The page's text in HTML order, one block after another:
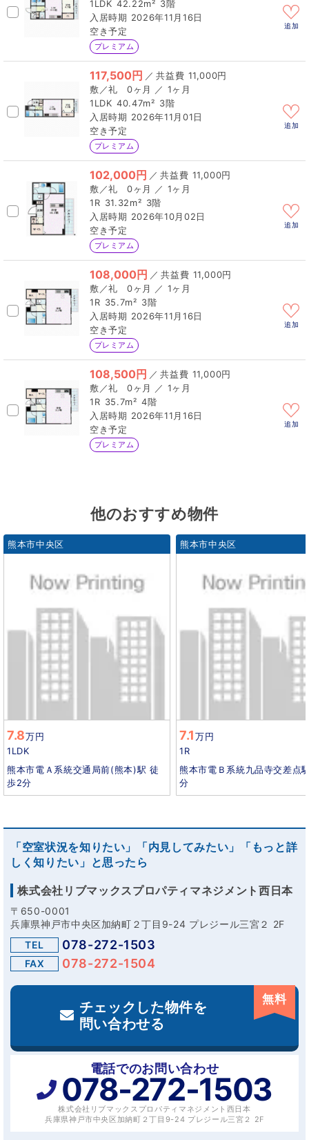
1LDK 42.22m² 3階
2026年11月16日
空き予定
プレミアム
追加
117,500円 ／
11,000円
0ヶ月 ／ 1ヶ月
1LDK 40.47m² 3階
2026年11月01日
空き予定
プレミアム
追加
102,000円 ／
11,000円
0ヶ月 ／ 1ヶ月
1R 31.32m² 3階
2026年10月02日
空き予定
プレミアム
追加
108,000円 ／
11,000円
0ヶ月 ／ 1ヶ月
1R 35.7m² 3階
2026年11月16日
空き予定
プレミアム
追加
108,500円 ／
11,000円
0ヶ月 ／ 1ヶ月
1R 35.7m² 4階
2026年11月16日
空き予定
プレミアム
追加
他のおすすめ物件
熊本市中央区
7.8万円
1LDK
熊本市電Ａ系統交通局前(熊本)駅 徒
歩2分
熊本市中央区
7.1万円
1R
熊本市電Ｂ系統九品寺交差点
分
「空室状況を知りたい」「内見してみたい」「もっと詳
しく知りたい」と思ったら
株式会社リブマックスプロパティマネジメント西日本
〒650-0001
兵庫県神戸市中央区加納町２丁目9-24 プレジール三宮２ 2F
TEL
078-272-1503
FAX 078-272-1504
チェックした物件を
問い合わせる
無料
電話でのお問い合わせ
078-272-1503
株式会社リブマックスプロパティマネジメント西日本
兵庫県神戸市中央区加納町２丁目9-24 プレジール三宮２ 2F